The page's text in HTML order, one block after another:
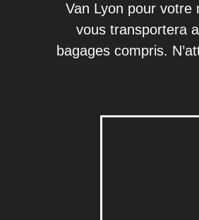
Van Lyon pour votre
vous transportera
bagages compris.